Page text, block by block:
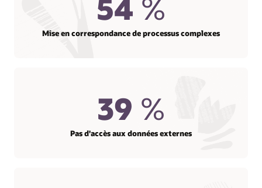
54 %
Mise en correspondance de processus complexes
39 %
Pas d'accès aux données externes